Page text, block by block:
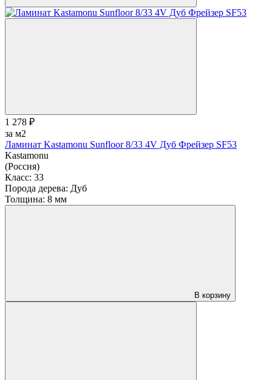
1 278 ₽
за м2
Ламинат Kastamonu Sunfloor 8/33 4V Дуб Фрейзер SF53
Kastamonu
(Россия)
Класс: 33
Порода дерева: Дуб
Толщина: 8 мм
В корзину